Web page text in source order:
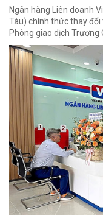
Ngân hàng Liên doanh
Tàu) chính thức thay
Phòng giao dịch